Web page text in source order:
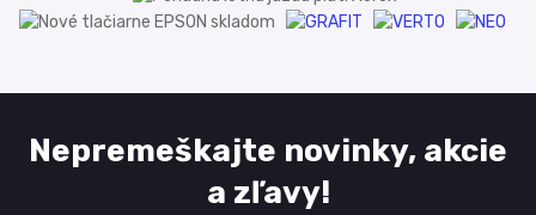
Nepremeškajte novinky, akcie
a zľavy!